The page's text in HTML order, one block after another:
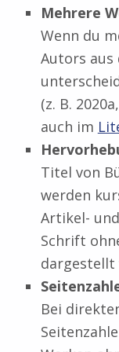
Mehrere
Wenn du
Autors aus
(z. B.
auch im
Titel von
werden
Artikel-
Schrift
dargestellt
Bei